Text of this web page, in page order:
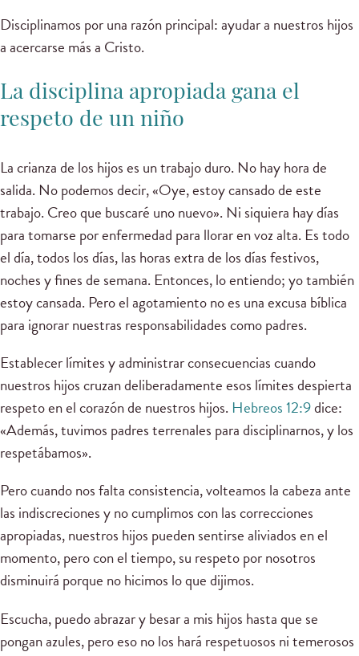
Disciplinamos por una razón principal: ayudar a nuestros hijos
a acercarse más a Cristo.
La disciplina apropiada gana el
respeto de un niño
La crianza de los hijos es un trabajo duro. No hay hora de
salida. No podemos decir, «Oye, estoy cansado de este
trabajo. Creo que buscaré uno nuevo». Ni siquiera hay días
para tomarse por enfermedad para llorar en voz alta. Es todo
el día, todos los días, las horas extra de los días festivos,
noches y fines de semana. Entonces, lo entiendo; yo también
estoy cansada. Pero el agotamiento no es una excusa bíblica
para ignorar nuestras responsabilidades como padres.
Establecer límites y administrar consecuencias cuando
nuestros hijos cruzan deliberadamente esos límites despierta
respeto en el corazón de nuestros hijos. Hebreos 12:9dice:
«Además, tuvimos padres terrenales para disciplinarnos, y los
respetábamos».
Pero cuando nos falta consistencia, volteamos la cabeza ante
las indiscreciones y no cumplimos con las correcciones
apropiadas, nuestros hijos pueden sentirse aliviados en el
momento, pero con el tiempo, su respeto por nosotros
disminuirá porque no hicimos lo que dijimos.
Escucha, puedo abrazar y besar a mis hijos hasta que se
pongan azules, pero eso no los hará respetuosos ni temerosos